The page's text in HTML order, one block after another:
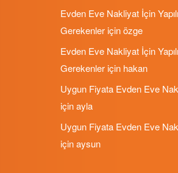
Evden Eve Nakliyat İçin
Gerekenler içinözge
Evden Eve Nakliyat İçin
Gerekenler için hakan
Uygun Fiyata Evden Eve
içinayla
Uygun Fiyata Evden Eve
içinaysun